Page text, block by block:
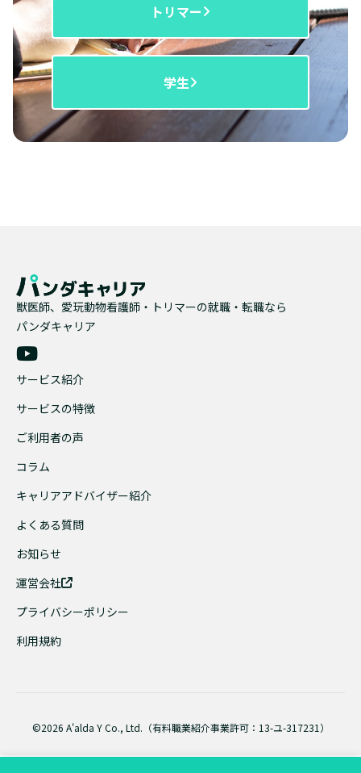
トリマー
学生
獣医師、愛玩動物看護師・トリマーの就職・転職なら
パンダキャリア
サービス紹介
サービスの特徴
ご利用者の声
コラム
キャリアアドバイザー紹介
よくある質問
お知らせ
運営会社
プライバシーポリシー
利用規約
©2026 A'alda Y Co., Ltd.（有料職業紹介事業許可：13-ユ-317231）